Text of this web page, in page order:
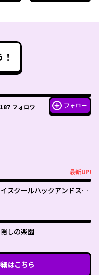
フォロワー フォロー
最新UP!
スクールハックアンドスラ
しの楽園
はこちら